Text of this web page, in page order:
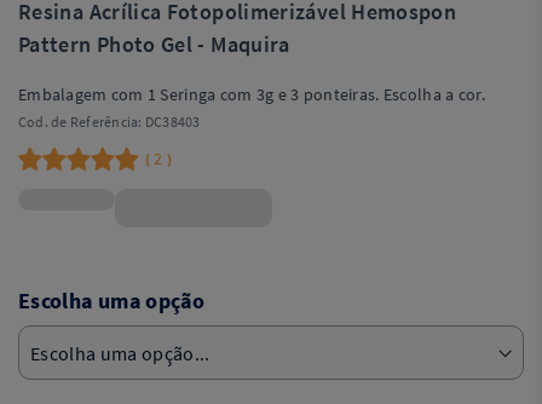
Resina Acrílica Fotopolimerizável Hemospon
Pattern Photo Gel - Maquira
Embalagem com 1 Seringa com 3g e 3 ponteiras. Escolha a cor.
Cod. de Referência: DC38403
( 2 )
Escolha uma opção